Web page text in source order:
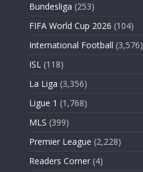
Bundesliga (253)
FIFA World Cup 2026 (104)
International Football (3,576)
ISL (118)
La Liga (3,356)
Ligue 1 (1,768)
MLS (399)
Premier League (2,228)
Readers Corner (4)